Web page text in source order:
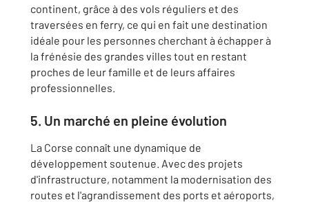
continent, grâce à des vols réguliers et des
traversées en ferry, ce qui en fait une destination
idéale pour les personnes cherchant à échapper à
la frénésie des grandes villes tout en restant
proches de leur famille et de leurs affaires
professionnelles.
5. Un marché en pleine évolution
La Corse connaît une dynamique de
développement soutenue. Avec des projets
d'infrastructure, notamment la modernisation des
routes et l'agrandissement des ports et aéroports,